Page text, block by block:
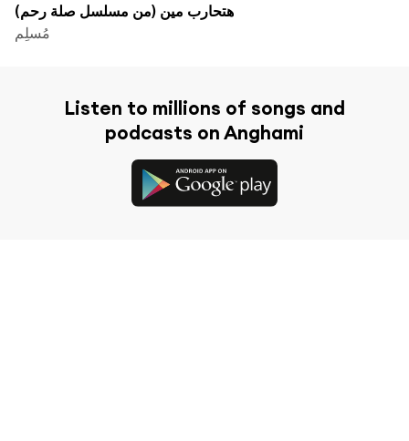
هتحارب مين (من مسلسل صلة رحم)
مُسلِم
Listen to millions of songs and
podcasts on Anghami